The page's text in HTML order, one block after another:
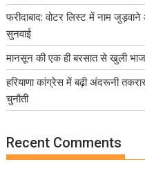
फरीदाबाद: वोटर लिस्ट में नाम
सुनवाई
मानसून की एक ही बरसात से खुली
हरियाणा कांग्रेस में बढ़ी अंदरूनी
चुनौती
Recent Comments